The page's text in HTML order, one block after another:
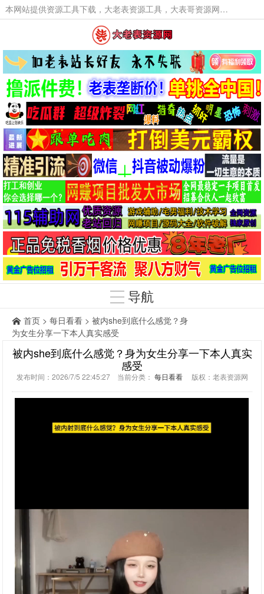
本网站提供资源工具下载，大老表资源工具，大表哥资源网软件工具，大老表资源下载，活动线报福利资源分享,活动线报，大型网游经典游戏，网络热门技术游戏辅助交流与分享。
导航
首页 > 每日看看 > 被内she到底什么感觉？身
为女生分享一下本人真实感受
被内she到底什么感觉？身为女生分享一下本人真实
感受
发布时间：2026/7/5 22:45:27 当前分类： 每日看看版权：老表资源网